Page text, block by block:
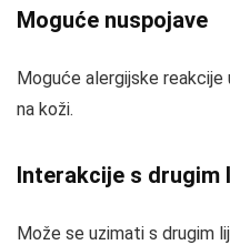
Moguće nuspojave
Moguće alergijske reakcije
na koži.
Interakcije s drugim
Može se uzimati s drugim